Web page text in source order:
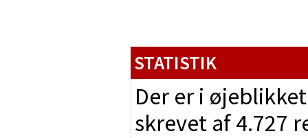
STATISTIK
Der er i
skrevet af 4.727